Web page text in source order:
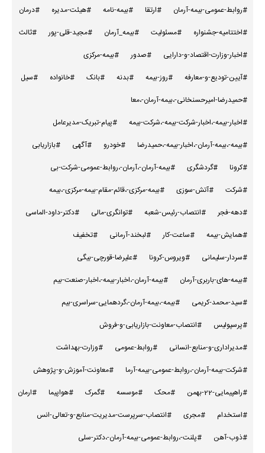
#روابط-عمومی-بیمه-آرمان
#ارتقا #بیمه-نامه #هیئت-مدیره
#درمان
#اختتامیه-جشنواره
#مسئولیت #بیمه_آرمان #مجید-قلی-پور
#ثالث
#اخبار-وزارت-اقتصاد-و-دارایی
#صدور
#بیمه-مرکزی
#آیین-تودیع-و-معارفه
#روز-بیمه #بدنه #بانک #خانواده
#سیل
#حمیدرضا-امیرحسنخانی-،بیمه-آرمان-،معا
#اخبار-بیمه-،اخبار-شرکت-بیمه-،شرکت-بیمه
#پیام-تبریک-مدیرعامل
#بیمه-،بیمه-آرمان-،اخبار-بیمه-،حمیدرضا
#خودرو #آگهی
#بازاریابی
#کرونا
#گردشگری
#بیمه-آرمان-،آرمان-،روابط-عمومی-شرکت-بی
#شرکت
#آتش-سوزی
#بیمه-مرکزی-،قائم-مقام-بیمه-مرکزی-،بیمه
#دهه-فجر
#انتصاب-رئیس-شعبه #توانگری-مالی
#دکتر-داود-الماسی
#همایش-بیمه
#ساعت-کار #لبخند-آرمانی
#تخفیف
#سردار-سلیمانی
#ویروس-کرونا
#علیرضا-قورچی-بیگی
#بیمه-های-باربری-آرمان
#بیمه-آرمان-،اخبار-بیمه-،اخبار-صنعت-بیم
#سید-محمد-کریمی
#بیمه-،بیمه-آرمان-،گردهمایی-سراسری-بیم
#پرسپولیس
#انتصاب-معاونت-بازاریابی-و-فروش
#مدیراداری-و-منابع-انسانی
#روابط-عمومی
#وزارت-بهداشت
#شرکت-بیمه-آرمان-،روابط-عمومی-بیمه-آرما
#معاونت-آموزش-و-پژوهش
#راهپیمایی-22-بهمن
#محک #موسسه #گمرک #هواپیما
#ارمان
#استخدام
#مجری
#انتصاب-سرپرست-مدیریت-منابع-و-تعالی-انس
#ذوب-آهن
#پلنت-،روابط-عمومی-بیمه-آرمان-،دکتر-سلی